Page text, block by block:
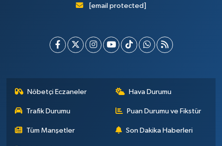
[email protected]
Nöbetçi Eczaneler Hava Durumu
Trafik Durumu Puan Durumu ve Fikstür
Tüm Manşetler Son Dakika Haberleri